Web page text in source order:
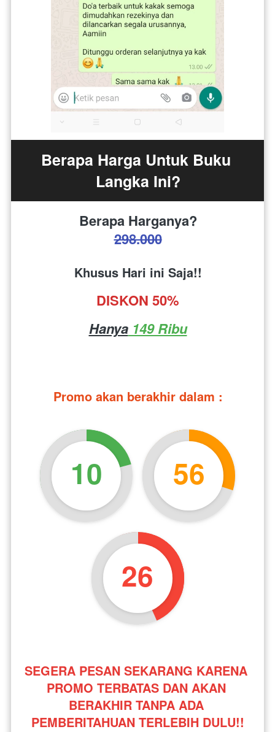
Berapa Harga Untuk Buku
Langka Ini?
Berapa Harganya?
298.000
Khusus Hari ini Saja!!
DISKON 50%
Hanya 149 Ribu
Promo akan berakhir dalam :
10 56
25
SEGERA PESAN SEKARANG KARENA
PROMO TERBATAS DAN AKAN
BERAKHIR TANPA ADA
PEMBERITAHUAN TERLEBIH DULU!!